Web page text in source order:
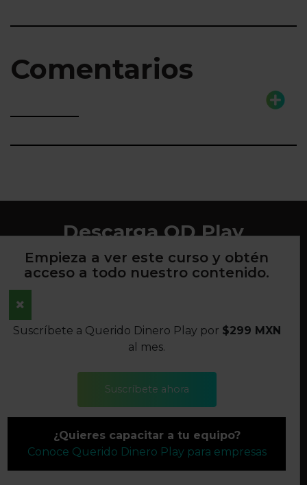
Comentarios
Empieza a ver este curso y obtén
acceso a todo nuestro contenido.
Suscríbete a Querido Dinero Play por $299 MXN
al mes.
Suscríbete ahora
¿Quieres capacitar a tu equipo?
Conoce Querido Dinero Play para empresas
Descarga QD Play
AVISO DE PRIVACIDAD
TÉRMINOS Y CONDICIONES
©2022 QUERIDO DINERO S.A. DE C.V. TODOS LOS
DERECHOS RESERVADOS